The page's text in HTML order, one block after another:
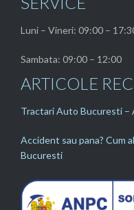
Luni – Vineri: 09:00 –
Sambata: 09:00 – 12:00
ARTICOLE
Tractari Auto Bucuresti –
Accident sau pana? Cum
Bucuresti